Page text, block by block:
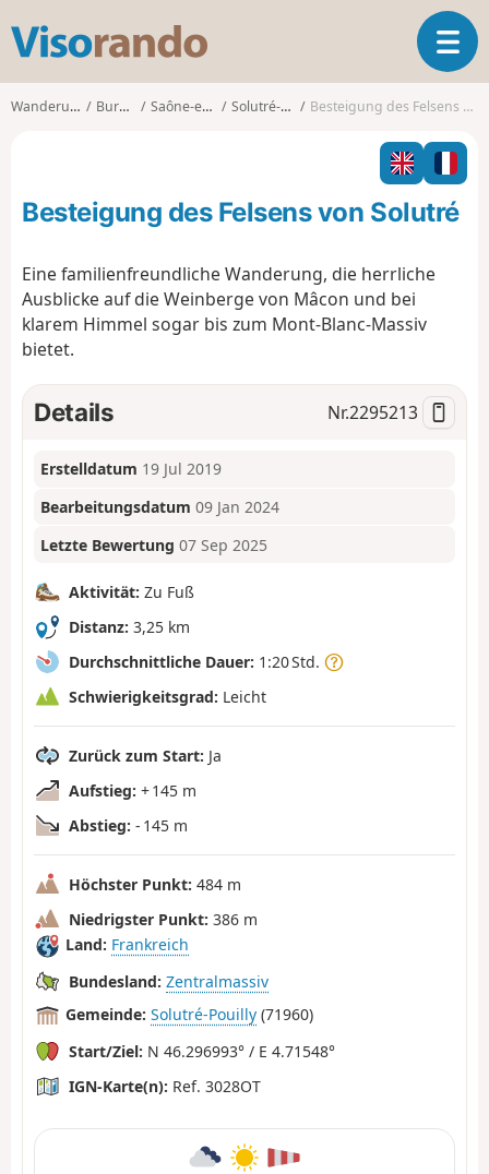
s
o
T
o
l
n
a
n
Wanderungen Burgund Saône-et-Loire Solutré-Pouilly Besteigung des Felsens von Solutré
Besteigung des Felsens von Solutré
Eine familienfreundliche Wanderung, die herrliche
Ausblicke auf die Weinberge von Mâcon und bei
klarem Himmel sogar bis zum Mont-Blanc-Massiv
bietet.
Details Nr.2295213
Erstelldatum 19 Jul 2019
Bearbeitungsdatum 09 Jan 2024
Letzte Bewertung 07 Sep 2025
Aktivität: Zu Fuß
Distanz: 3,25 km
Durchschnittliche Dauer: 1:20 Std.
Schwierigkeitsgrad: Leicht
Zurück zum Start: Ja
Aufstieg: + 145 m
Abstieg: - 145 m
Höchster Punkt: 484 m
Niedrigster Punkt: 386 m
Land: Frankreich
Bundesland: Zentralmassiv
Gemeinde: Solutré-Pouilly (71960)
Start/Ziel: N 46.296993° / E 4.71548°
IGN-Karte(n): Ref. 3028OT